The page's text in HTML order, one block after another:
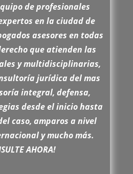
de profesionales
en la ciudad de
asesores en todas
que atienden las
y multidisciplinarias,
jurídica del mas
integral, defensa,
desde el inicio hasta
caso, amparos a nivel
y mucho más.
AHORA!